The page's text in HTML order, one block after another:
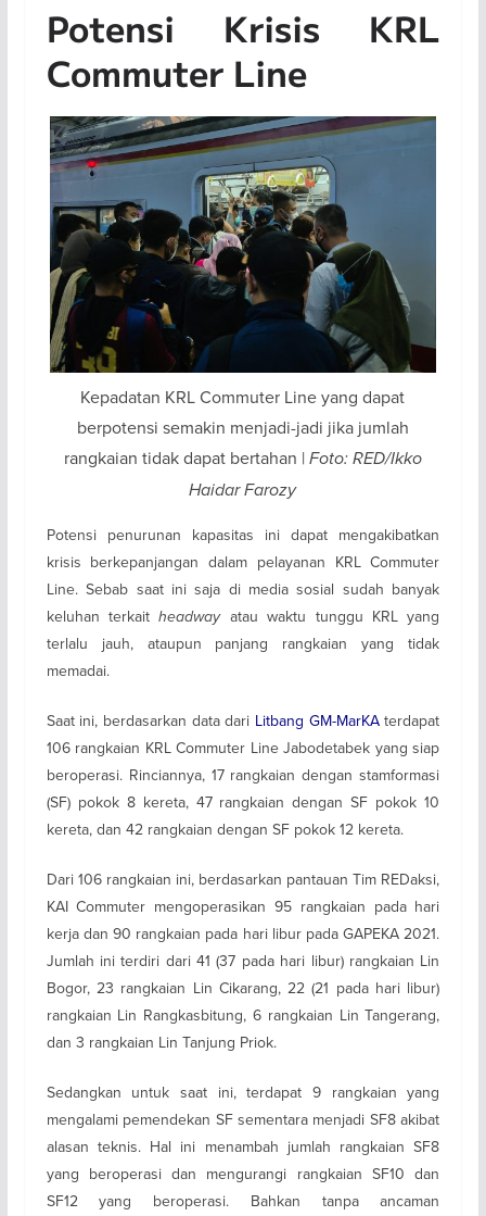
Potensi Krisis KRL
Commuter Line
Kepadatan KRL Commuter Line yang dapat
berpotensi semakin menjadi-jadi jika jumlah
rangkaian tidak dapat bertahan | Foto: RED/Ikko
Haidar Farozy
Potensi penurunan kapasitas ini dapat mengakibatkan
krisis berkepanjangan dalam pelayanan KRL Commuter
Line. Sebab saat ini saja di media sosial sudah banyak
keluhan terkaitheadway atau waktu tunggu KRL yang
terlalu jauh, ataupun panjang rangkaian yang tidak
memadai.
Saat ini, berdasarkan data dari Litbang GM-MarKAterdapat
106 rangkaian KRL Commuter Line Jabodetabek yang siap
beroperasi. Rinciannya, 17 rangkaian dengan stamformasi
(SF) pokok 8 kereta, 47 rangkaian dengan SF pokok 10
kereta, dan 42 rangkaian dengan SF pokok 12 kereta.
Dari 106 rangkaian ini, berdasarkan pantauan Tim REDaksi,
KAI Commuter mengoperasikan 95 rangkaian pada hari
kerja dan 90 rangkaian pada hari libur pada GAPEKA 2021.
Jumlah ini terdiri dari 41 (37 pada hari libur) rangkaian Lin
Bogor, 23 rangkaian Lin Cikarang, 22 (21 pada hari libur)
rangkaian Lin Rangkasbitung, 6 rangkaian Lin Tangerang,
dan 3 rangkaian Lin Tanjung Priok.
Sedangkan untuk saat ini, terdapat 9 rangkaian yang
mengalami pemendekan SF sementara menjadi SF8 akibat
alasan teknis. Hal ini menambah jumlah rangkaian SF8
yang beroperasi dan mengurangi rangkaian SF10 dan
SF12 yang beroperasi. Bahkan tanpa ancaman